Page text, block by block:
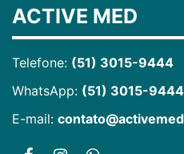
ACTIVE MED
Telefone: (51) 3015-9444
WhatsApp: (51) 3015-9444
E-mail: